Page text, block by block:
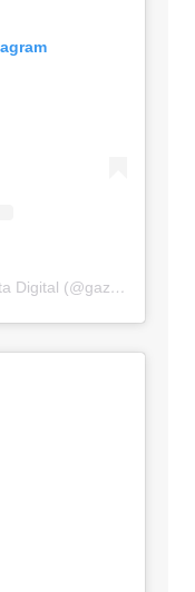
Um post compartilhado por Gazeta Digital (@gazetadigital)